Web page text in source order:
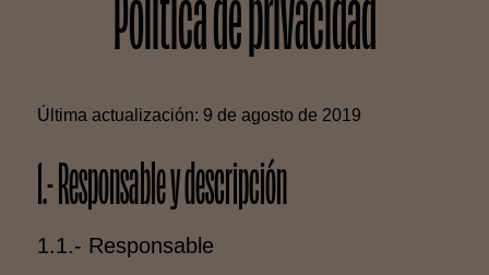
Última actualización: 9 de agosto de 2019
1.- Responsable y descripción
1.1.- Responsable